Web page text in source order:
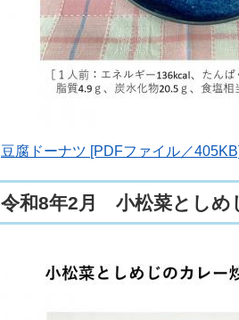
豆腐ドーナツ [PDFファイル／405KB]
令和8年2月 小松菜としめ